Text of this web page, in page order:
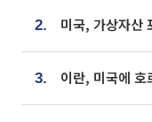
2.
3.